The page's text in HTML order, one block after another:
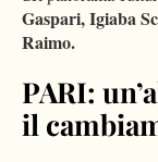
Gaspari, Igiaba
Raimo.
PARI:
il